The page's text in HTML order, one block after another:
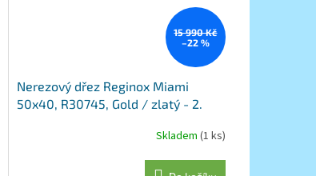
15 990 Kč
–22 %
Nerezový dřez Reginox Miami
50x40, R30745, Gold / zlatý - 2.
Skladem (1 ks)